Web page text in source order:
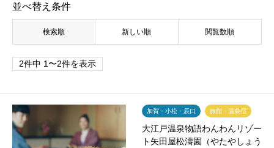
並べ替え条件
検索順 新しい順 閲覧数順
2件中 1〜2件を表示
加賀・小松・辰口 旅館・温泉宿
大江戸温泉物語わんわんリゾー
ト矢田屋松濤園（やたやしょう